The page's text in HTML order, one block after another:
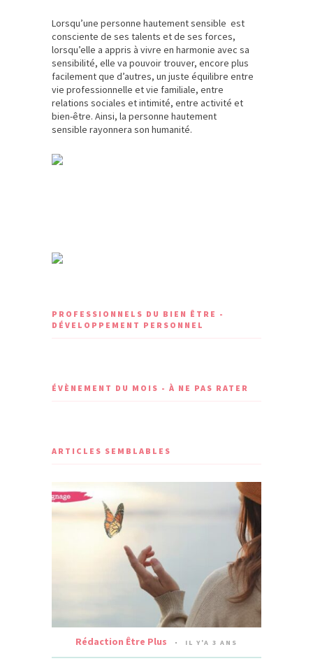
Lorsqu’une personne hautement sensible est
consciente de ses talents et de ses forces,
lorsqu’elle a appris à vivre en harmonie avec sa
sensibilité, elle va pouvoir trouver, encore plus
facilement que d’autres, un juste équilibre entre
vie professionnelle et vie familiale, entre
relations sociales et intimité, entre activité et
bien-être. Ainsi, la personne hautement
sensible rayonnera son humanité.
PROFESSIONNELS DU BIEN ÊTRE -
DÉVELOPPEMENT PERSONNEL
ÉVÈNEMENT DU MOIS - À NE PAS RATER
ARTICLES SEMBLABLES
Rédaction Être Plus IL Y'A 3 ANS